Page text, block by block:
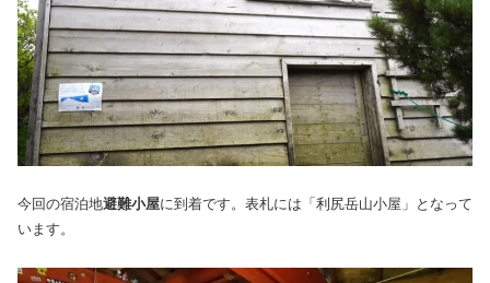
今回の宿泊地避難小屋に到着です。表札には「利尻岳山小屋」となって
います。